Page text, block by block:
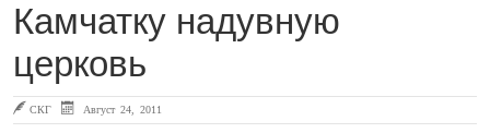
Камчатку надувную
церковь
СКГ Август 24, 2011